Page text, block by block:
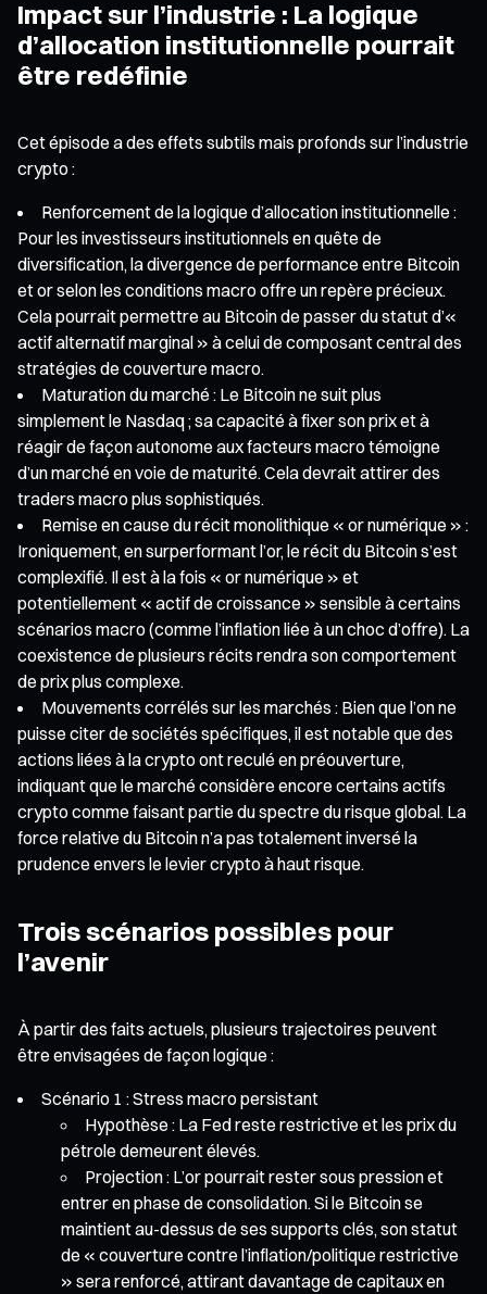
Impact sur l’industrie : La logique
d’allocation institutionnelle pourrait
être redéfinie
Cet épisode a des effets subtils mais profonds sur l’industrie
crypto :
Renforcement de la logique d’allocation institutionnelle :
Pour les investisseurs institutionnels en quête de
diversification, la divergence de performance entre Bitcoin
et or selon les conditions macro offre un repère précieux.
Cela pourrait permettre au Bitcoin de passer du statut d’«
actif alternatif marginal » à celui de composant central des
stratégies de couverture macro.
Maturation du marché : Le Bitcoin ne suit plus
simplement le Nasdaq ; sa capacité à fixer son prix et à
réagir de façon autonome aux facteurs macro témoigne
d’un marché en voie de maturité. Cela devrait attirer des
traders macro plus sophistiqués.
Remise en cause du récit monolithique « or numérique » :
Ironiquement, en surperformant l’or, le récit du Bitcoin s’est
complexifié. Il est à la fois « or numérique » et
potentiellement « actif de croissance » sensible à certains
scénarios macro (comme l’inflation liée à un choc d’offre). La
coexistence de plusieurs récits rendra son comportement
de prix plus complexe.
Mouvements corrélés sur les marchés : Bien que l’on ne
puisse citer de sociétés spécifiques, il est notable que des
actions liées à la crypto ont reculé en préouverture,
indiquant que le marché considère encore certains actifs
crypto comme faisant partie du spectre du risque global. La
force relative du Bitcoin n’a pas totalement inversé la
prudence envers le levier crypto à haut risque.
Trois scénarios possibles pour
l’avenir
À partir des faits actuels, plusieurs trajectoires peuvent
être envisagées de façon logique :
Scénario 1 : Stress macro persistant
Hypothèse : La Fed reste restrictive et les prix du
pétrole demeurent élevés.
Projection : L’or pourrait rester sous pression et
entrer en phase de consolidation. Si le Bitcoin se
maintient au-dessus de ses supports clés, son statut
de « couverture contre l’inflation/politique restrictive
» sera renforcé, attirant davantage de capitaux en